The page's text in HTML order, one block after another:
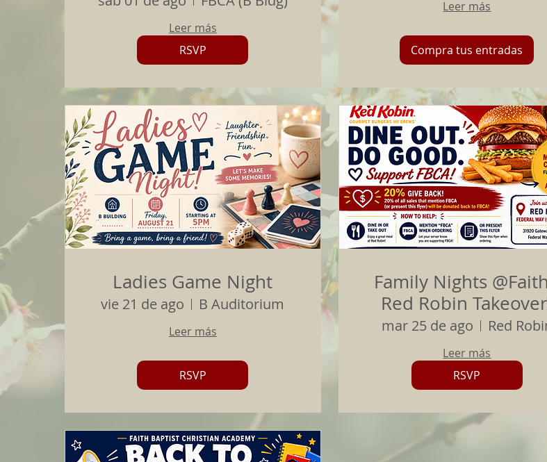
Leer más
RSVP
Leer más
Compra tus entradas
Ladies Game Night
vie 21 de ago B Auditorium
Leer más
RSVP
Family Nights
Red Robin
mar 25 de ago Red
Leer más
RSVP